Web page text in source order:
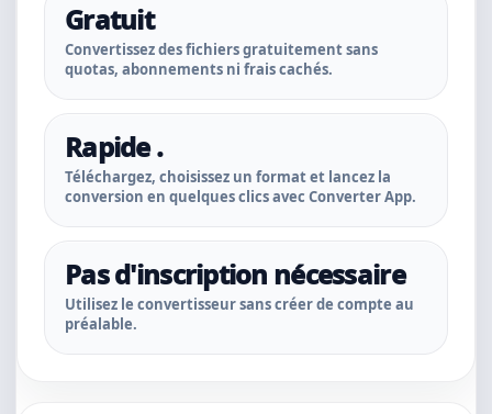
Gratuit
Convertissez des fichiers gratuitement sans
quotas, abonnements ni frais cachés.
Rapide .
Téléchargez, choisissez un format et lancez la
conversion en quelques clics avec Converter App.
Pas d'inscription nécessaire
Utilisez le convertisseur sans créer de compte au
préalable.